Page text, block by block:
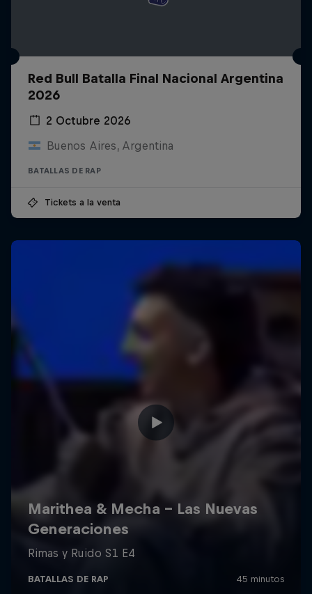
Red Bull Batalla Final Nacional Argentina
2026
2 Octubre 2026
Buenos Aires, Argentina
BATALLAS DE RAP
Tickets a la venta